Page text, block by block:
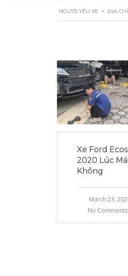
NGƯỜI YÊU XE > ĐỊA
Xe Ford
2020 Lúc
Không
March 23,
No Comments